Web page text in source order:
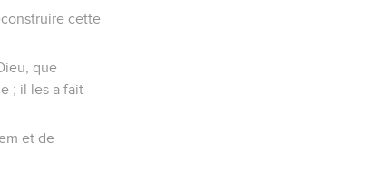
cette
que
; il les a fait
et de